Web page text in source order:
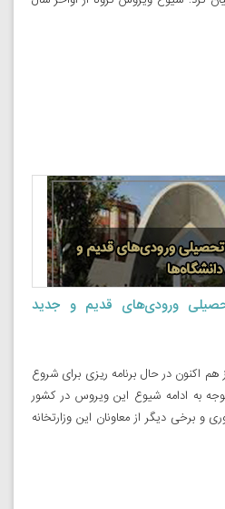
ورودی‌های قدیم و جدید
هم اکنون در حال برنامه ریزی برای شروع
به ادامه شیوع این ویروس در کشور
و برخی دیگر از معاونان این وزارتخانه